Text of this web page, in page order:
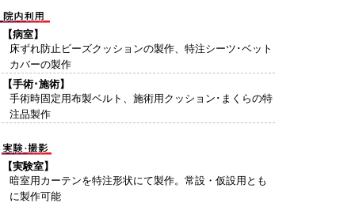
【病室】
床ずれ防止ビーズクッションの製作、特注シーツ･ベット
カバーの製作
【手術･施術】
手術時固定用布製ベルト、施術用クッション･まくらの特
注品製作
【実験室】
暗室用カーテンを特注形状にて製作。常設・仮設用とも
に製作可能